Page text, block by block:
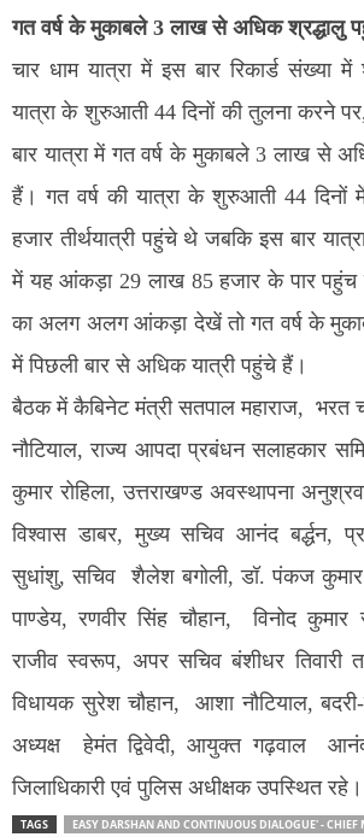
गत वर्ष के मुकाबले 3 लाख से अधिक श्रद्धालु
चार धाम यात्रा में इस बार रिकार्ड संख्या
यात्रा के शुरुआती 44 दिनों की तुलना करने
बार यात्रा में गत वर्ष के मुकाबले 3 लाख से
हैं। गत वर्ष की यात्रा के शुरुआती 44
हजार तीर्थयात्री पहुंचे थे जबकि इस बार
में यह आंकड़ा 29 लाख 85 हजार के पार पहुंच
का अलग अलग आंकड़ा देखें तो गत वर्ष के
में पिछली बार से अधिक यात्री पहुंचे हैं।
बैठक में कैबिनेट मंत्री सतपाल महाराज, भरत
नौटियाल, राज्य आपदा प्रबंधन सलाहकार
कुमार रोहिला, उत्तराखण्ड अवस्थापना
विश्वास डाबर, मुख्य सचिव आनंद
सुधांशु, सचिव शैलेश बगोली, डॉ. पंकज
पाण्डेय, रणवीर सिंह चौहान, विनोद
राजीव स्वरूप, अपर सचिव बंशीधर तिवारी
विधायक सुरेश चौहान, आशा नौटियाल,
अध्यक्ष हेमंत द्विवेदी, आयुक्त गढ़वाल
जिलाधिकारी एवं पुलिस अधीक्षक उपस्थित रहे।
TAGS
EASY DARSHAN AND CONTINUOUS DIALOGUE' - CHIEF